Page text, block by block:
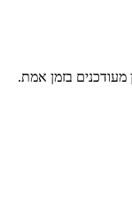
בזמן אמת.